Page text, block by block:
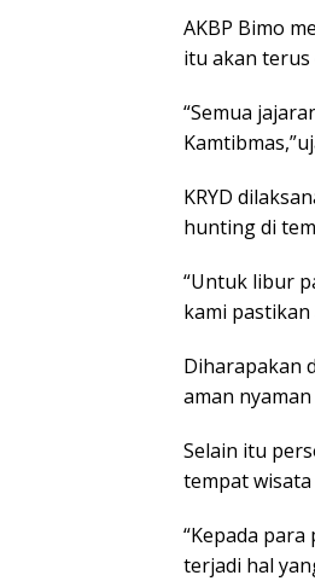
AKBP Bimo
itu akan terus
“Semua
KRYD
hunting di
“Untuk libur
kami pastikan
Diharapakan
aman
Selain itu
tempat
“Kepada
terjadi hal